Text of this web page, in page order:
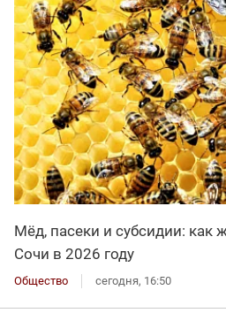
Мёд, пасеки и субсидии: как
Сочи в 2026 году
Общество сегодня, 16:50